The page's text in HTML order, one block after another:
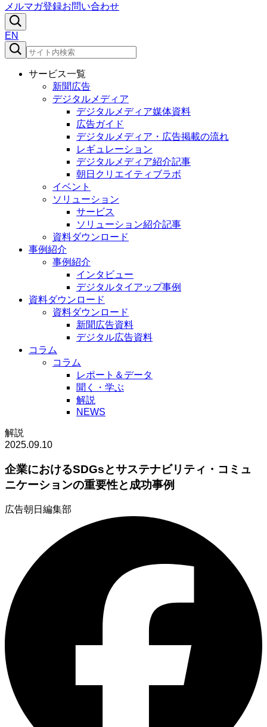
メルマガ登録お問い合わせ
EN
サービス一覧
新聞広告
デジタルメディア
デジタルメディア媒体資料
広告ガイド
デジタルメディア・広告掲載の流れ
レギュレーション
デジタルメディア紹介記事
朝日クリエイティブラボ
イベント
ソリューション
サービス
ソリューション紹介記事
資料ダウンロード
事例紹介
事例紹介
インタビュー
デジタルタイアップ事例
資料ダウンロード
資料ダウンロード
新聞広告資料
デジタル広告資料
コラム
コラム
レポート＆データ
聞く・学ぶ
解説
NEWS
解説
2025.09.10
企業におけるSDGsとサステナビリティ・コミュ
ニケーションの重要性と成功事例
広告朝日編集部